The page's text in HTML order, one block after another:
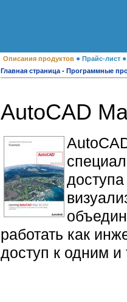
Описания продуктов ● Прайс-лист
Главная страница - Программные
AutoCAD
работать как
доступ к одним